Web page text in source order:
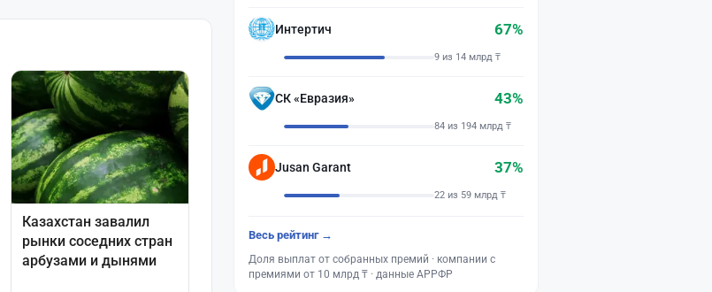
Интертич 67%
9 из 14 млрд ₸
СК «Евразия» 43%
84 из 194 млрд ₸
Jusan Garant 37%
22 из 59 млрд ₸
Весь рейтинг →
Доля выплат от собранных премий · компании с
премиями от 10 млрд ₸ · данные АРРФР